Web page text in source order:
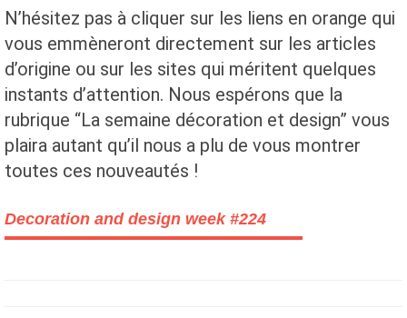
N’hésitez pas à cliquer sur les liens en orange qui
vous emmèneront directement sur les articles
d’origine ou sur les sites qui méritent quelques
instants d’attention. Nous espérons que la
rubrique “La semaine décoration et design” vous
plaira autant qu’il nous a plu de vous montrer
toutes ces nouveautés !
Decoration and design week #224